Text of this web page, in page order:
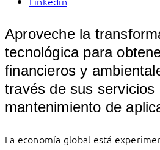
Aproveche la
tecnológica para
financieros y
través de sus servicios
mantenimiento de
La economía global está